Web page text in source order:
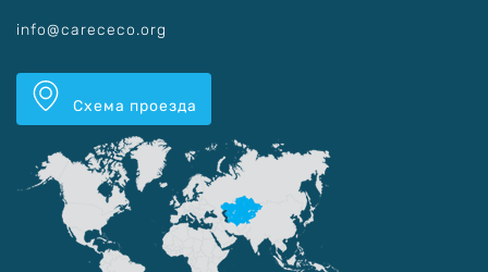
info@carececo.org
Схема проезда